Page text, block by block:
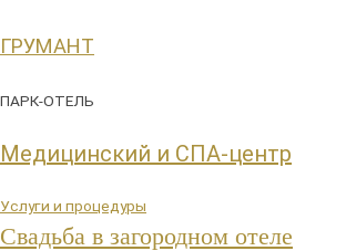
ГРУМАНТ
ПАРК-ОТЕЛЬ
Медицинский и СПА-центр
Услуги и процедуры
Свадьба в загородном отеле